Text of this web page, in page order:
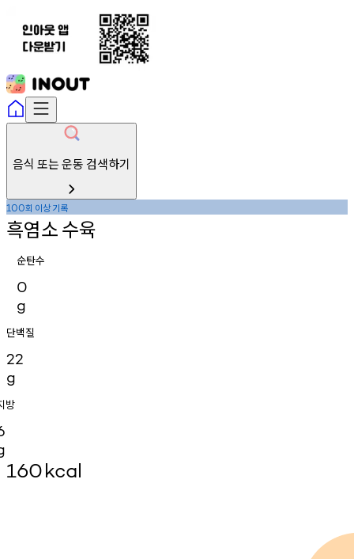
음식 또는 운동 검색하기
100회 이상기록
흑염소수육
순탄수
0
g
단백질
22
g
방
160kcal